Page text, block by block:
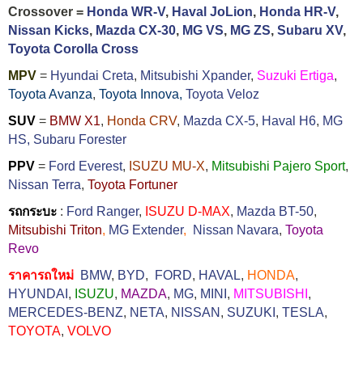
Crossover = Honda WR-V, Haval JoLion, Honda HR-V,
Nissan Kicks, Mazda CX-30, MG VS, MG ZS, Subaru XV,
Toyota Corolla Cross
MPV = Hyundai Creta, Mitsubishi Xpander, Suzuki Ertiga,
Toyota Avanza, Toyota Innova, Toyota Veloz
SUV = BMW X1, Honda CRV, Mazda CX-5, Haval H6, MG
HS, Subaru Forester
PPV = Ford Everest, ISUZU MU-X, Mitsubishi Pajero Sport,
Nissan Terra, Toyota Fortuner
รถกระบะ : Ford Ranger, ISUZU D-MAX, Mazda BT-50,
Mitsubishi Triton, MG Extender, Nissan Navara, Toyota
Revo
ราคารถใหม่ BMW, BYD, FORD, HAVAL, HONDA,
HYUNDAI , ISUZU, MAZDA, MG, MINI , MITSUBISHI ,
MERCEDES-BENZ, NETA, NISSAN , SUZUKI , TESLA,
TOYOTA, VOLVO